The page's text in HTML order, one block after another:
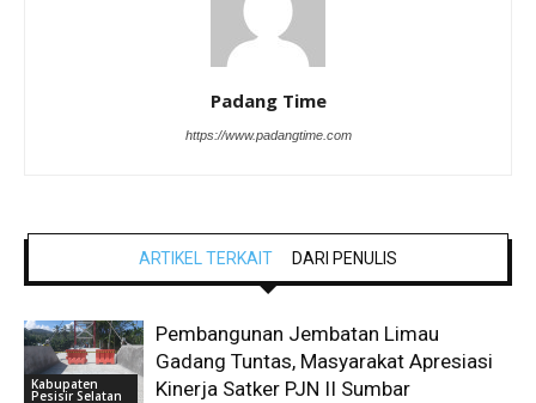
Padang Time
https://www.padangtime.com
ARTIKEL TERKAIT DARI PENULIS
Kabupaten
Pesisir Selatan
Pembangunan Jembatan Limau
Gadang Tuntas, Masyarakat Apresiasi
Kinerja Satker PJN II Sumbar